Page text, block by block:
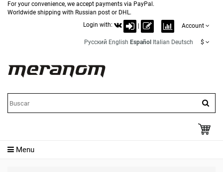
For your convenience, we accept payments via PayPal.
Worldwide shipping with Russian post or DHL.
Login with:
Account
Русский English Español Italian Deutsch $
Menu